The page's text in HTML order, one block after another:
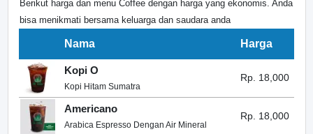
Berikut harga dan menu Coffee dengan harga yang ekonomis. Anda
bisa menikmati bersama keluarga dan saudara anda
Nama Harga
Kopi O
Kopi Hitam Sumatra
Rp. 18,000
Americano
Arabica Espresso Dengan Air Mineral
Rp. 18,000